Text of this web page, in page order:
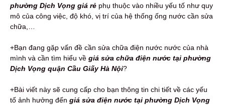
phường Dịch Vọng giá rẻ phụ thuộc vào nhiều yếu tố như quy
mô của công việc, độ khó, vị trí của hệ thống ống nước cần sửa
chữa,…
+Bạn đang gặp vấn đề cần sửa chữa điện nước nước của nhà
mình và cần tìm hiểu về giá sửa chữa điện nước tại phường
Dịch Vọng quận Cầu Giấy Hà Nội?
+Bài viết này sẽ cung cấp cho bạn thông tin chi tiết về các yếu
tố ảnh hưởng đến giá sửa điện nước tại phường Dịch Vọng